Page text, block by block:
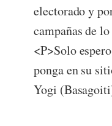
electorado y
campañas de
<P>Solo
ponga en su
Yogi